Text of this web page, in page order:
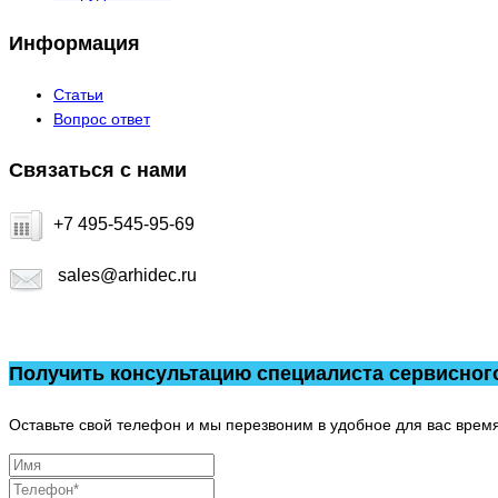
Информация
Статьи
Вопрос ответ
Связаться с нами
+7 495-545-95-69
sales@arhidec.ru
Получить консультацию специалиста
Оставьте свой телефон и мы перезвоним в удобное для вас